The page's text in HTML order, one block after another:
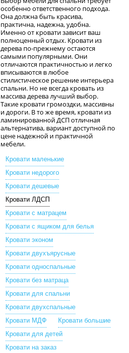
особенно ответственного подхода.
Она должна быть красива,
практична, надежна, удобна.
Именно от кровати зависит ваш
полноценный отдых. Кровати из
дерева по-прежнему остаются
самыми популярными. Они
отличаются практичностью и легко
вписываются в любое
стилистическое решение интерьера
спальни. Но не всегда кровать из
массива дерева лучший выбор.
Такие кровати громоздки, массивны
и дороги. В то же время, кровати из
ламинированной ДСП отличная
альтернатива, вариант доступной по
цене надежной и практичной
мебели.
Кровати маленькие
Кровати недорого
Кровати дешевые
Кровати ЛДСП
Кровати с матрацем
Кровати с ящиком для белья
Кровати эконом
Кровати двухъярусные
Кровати односпальные
Кровати без матраца
Кровати для спальни
Кровати двухспальные
Кровати МДФ
Кровати большие
Кровати для детей
Кровати на заказ